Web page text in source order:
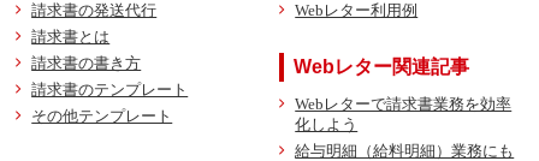
請求書の発送代行
請求書とは
請求書の書き方
請求書のテンプレート
その他テンプレート
Webレター利用例
Webレター関連記事
Webレターで請求書業務を効率
化しよう
給与明細（給料明細）業務にも